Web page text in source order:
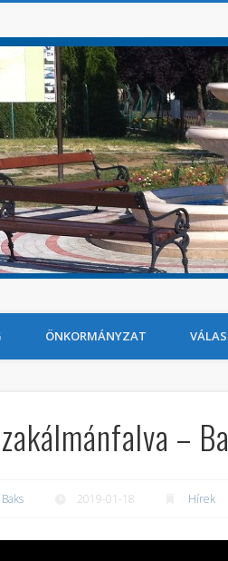
ÖNKORMÁNYZAT
–
Baks 2019-01-18 Hírek